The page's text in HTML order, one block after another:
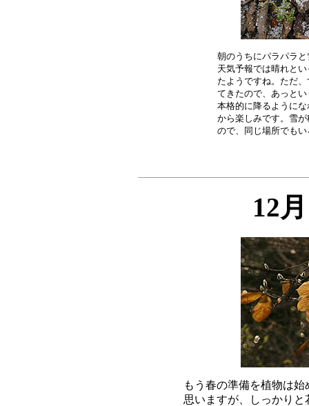
朝のうちにパラパラ
天気予報では晴れと
たようですね。ただ
てきたので、あっと
本格的に降るように
から楽しみです。雪
12
もう春の準備を植物は
思いますが、しっかり